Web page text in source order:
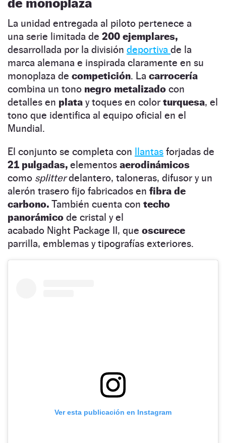
La unidad entregada al piloto pertenece a
una serie limitada de 200 ejemplares,
desarrollada por la división deportiva de la
marca alemana e inspirada claramente en su
monoplaza de competición. La carrocería
combina un tono negro metalizado con
detalles en plata y toques en color turquesa, el
tono que identifica al equipo oficial en el
Mundial.
El conjunto se completa con llantas forjadas de
21 pulgadas, elementos aerodinámicos
como splitterdelantero, taloneras, difusor y un
alerón trasero fijo fabricados en fibra de
carbono. También cuenta con techo
panorámico de cristal y el
acabado Night Package II, que oscurece
parrilla, emblemas y tipografías exteriores.
Ver esta publicación en Instagram